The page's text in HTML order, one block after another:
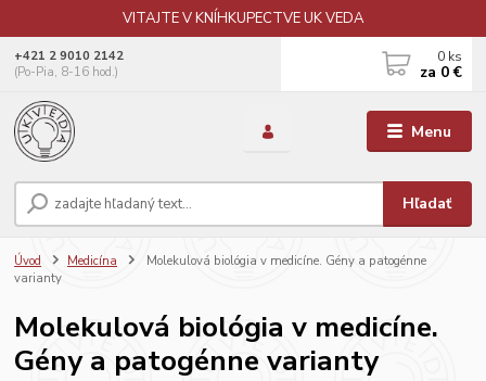
VITAJTE V KNÍHKUPECTVE UK VEDA
Menu
Hľadať
+421 2 9010 2142
(Po-Pia, 8-16 hod.)
0 ks
za 0 €
Úvod Medicína
Molekulová biológia v medicíne. Gény a patogénne
varianty
Molekulová biológia v medicíne.
Gény a patogénne varianty